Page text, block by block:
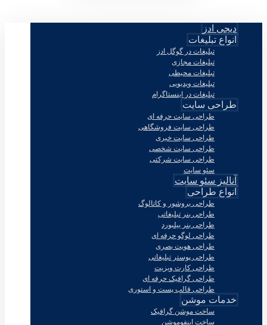
دیجی ادز
انواع تبلیغات
تبلیغات در گوگل ادز
تبلیغات مجازی
تبلیغات محیطی
تبلیغات ویدیویی
تبلیغات در اینستاگرام
طراحی سایت
طراحی سایت حرفه ای
طراحی سایت فروشگاهی
طراحی سایت خبری
طراحی سایت شخصی
طراحی سایت شرکتی
سئو سایت
آنالیز سئو سایت
انواع طراحی
طراحی بروشور و کاتالوگ
طراحی بنر تبلیغاتی
طراحی بنر بیلبورد
طراحی لوگو حرفه ای
طراحی هویت بصری
طراحی پوستر تبلیغاتی
طراحی کارت ویزیت
طراحی گرافیک حرفه ای
طراحی قالب پست و استوری
خدمات موشن
ساخت موشن گرافیک
ساخت اینفوموشن